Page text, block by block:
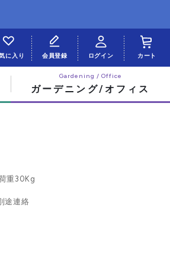
ガーデニング/オフィス
に入り 会員登録 ログイン カート
重30Kg
途連絡